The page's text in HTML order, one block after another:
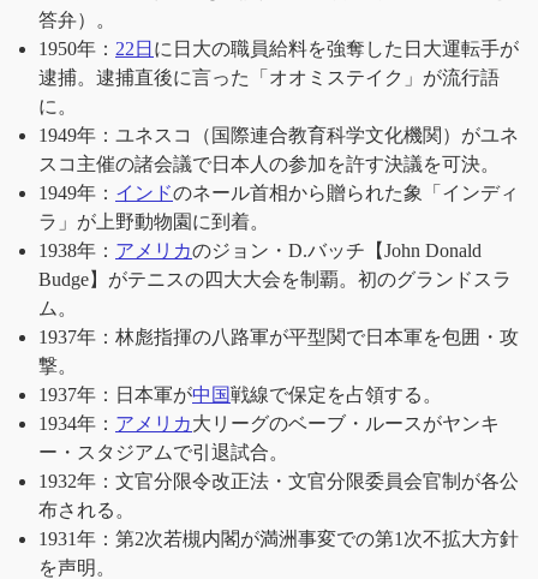
答弁）。
1950年： 22日 に日大の職員給料を強奪した日大運転手が
逮捕。逮捕直後に言った「オオミステイク」が流行語
に。
1949年：ユネスコ（国際連合教育科学文化機関）がユネ
スコ主催の諸会議で日本人の参加を許す決議を可決。
1949年： インドのネール首相から贈られた象「インディ
ラ」が上野動物園に到着。
1938年： アメリカのジョン・D.バッチ【John Donald
Budge】がテニスの四大大会を制覇。初のグランドスラ
ム。
1937年：林彪指揮の八路軍が平型関で日本軍を包囲・攻
撃。
1937年：日本軍が中国戦線で保定を占領する。
1934年： アメリカ大リーグのベーブ・ルースがヤンキ
ー・スタジアムで引退試合。
1932年：文官分限令改正法・文官分限委員会官制が各公
布される。
1931年：第2次若槻内閣が満洲事変での第1次不拡大方針
を声明。